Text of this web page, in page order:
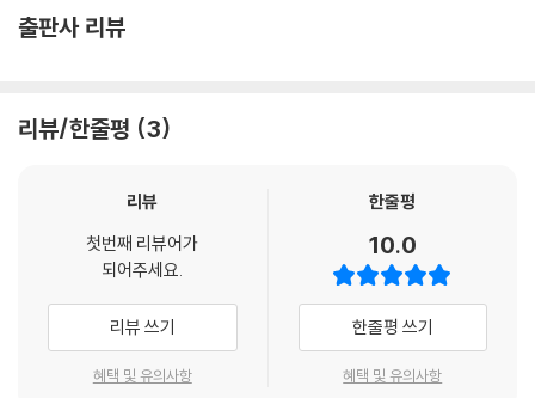
출판사 리뷰
리뷰/한줄평 3
리뷰
첫번째 리뷰어가
되어주세요.
리뷰 쓰기
혜택 및 유의사항
한줄평
10.0
한줄평 쓰기
혜택 및 유의사항